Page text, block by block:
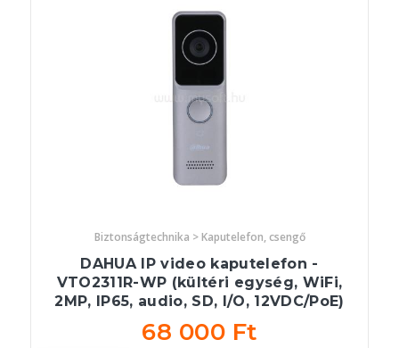
Biztonságtechnika > Kaputelefon, csengő
DAHUA IP video kaputelefon -
VTO2311R-WP (kültéri egység, WiFi,
2MP, IP65, audio, SD, I/O, 12VDC/PoE)
68 000 Ft